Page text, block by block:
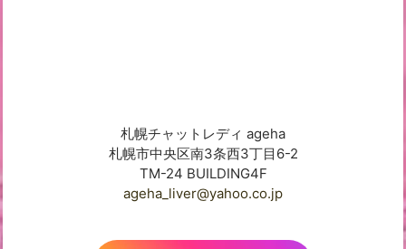
札幌チャットレディ ageha
札幌市中央区南3条西3丁目6-2
TM-24 BUILDING4F
ageha_liver@yahoo.co.jp